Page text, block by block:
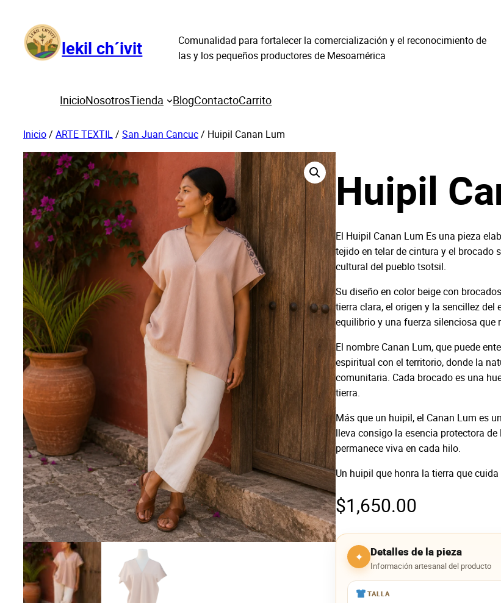
contenido
lekil ch´ivit
Comunalidad para fortalecer la comercialización y el reconocimiento de
las y los pequeños productores de Mesoamérica
InicioNosotrosTienda BlogContactoCarrito
Inicio/ ARTE TEXTIL/ San Juan Cancuc/ Huipil Canan Lum
Huipil
El Huipil Canan Lum Es una pieza
tejido en telar de cintura y el brocado
cultural del pueblo tsotsil.
Su diseño en color beige con
tierra clara, el origen y la sencillez
equilibrio y una fuerza silenciosa que
El nombre Canan Lum, que puede
espiritual con el territorio, donde la
comunitaria. Cada brocado es una
tierra.
Más que un huipil, el Canan Lum es
lleva consigo la esencia protectora
permanece viva en cada hilo.
Un huipil que honra la tierra que
$1,650.00
✦ Detalles de la pieza
Información artesanal del producto
TALLA